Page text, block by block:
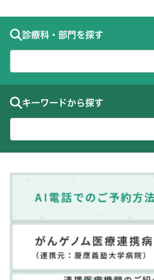
診療科・部門を探す
キーワードから探す